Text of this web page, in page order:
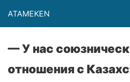
ATAMEKEN
— У нас
отношения с